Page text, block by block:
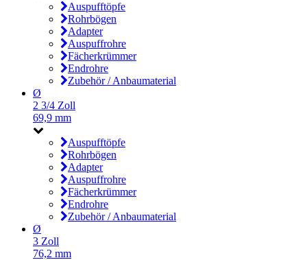
Auspufftöpfe
Rohrbögen
Adapter
Auspuffrohre
Fächerkrümmer
Endrohre
Zubehör / Anbaumaterial
Ø
2 3/4 Zoll
69,9 mm
Auspufftöpfe
Rohrbögen
Adapter
Auspuffrohre
Fächerkrümmer
Endrohre
Zubehör / Anbaumaterial
Ø
3 Zoll
76,2 mm